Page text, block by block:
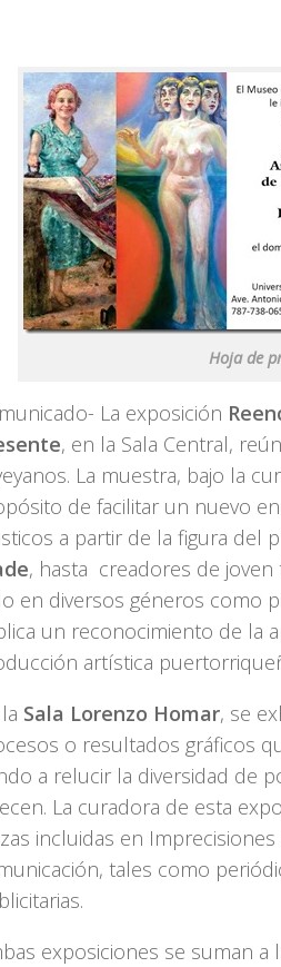
Hoja de
La exposición
, en la Sala Central,
La muestra, bajo la
de facilitar un nuevo
a partir de la figura del
, hasta creadores de
en diversos géneros como
un reconocimiento de la
artística
Sala Lorenzo Homar, se
o resultados gráficos
a relucir la diversidad de
La curadora de esta
incluidas en
tales como
exposiciones se suman